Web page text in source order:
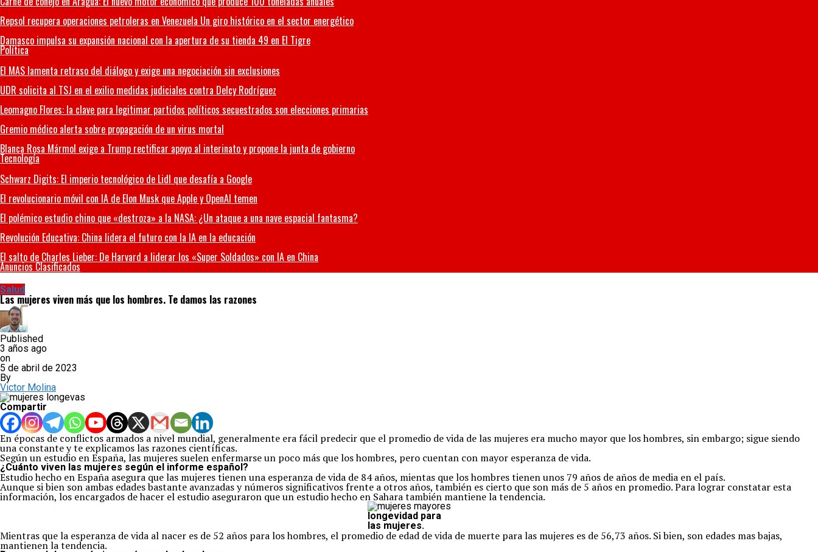
Repsol recupera operaciones petroleras en Venezuela Un giro histórico en el sector energético
Damasco impulsa su expansión nacional con la apertura de su tienda 49 en El Tigre
Política
El MAS lamenta retraso del diálogo y exige una negociación sin exclusiones
UDR solicita al TSJ en el exilio medidas judiciales contra Delcy Rodríguez
Leomagno Flores: la clave para legitimar partidos políticos secuestrados son elecciones primarias
Gremio médico alerta sobre propagación de un virus mortal
Blanca Rosa Mármol exige a Trump rectificar apoyo al interinato y propone la junta de gobierno
Tecnología
Schwarz Digits: El imperio tecnológico de Lidl que desafía a Google
El revolucionario móvil con IA de Elon Musk que Apple y OpenAI temen
El polémico estudio chino que «destroza» a la NASA: ¿Un ataque a una nave espacial fantasma?
Revolución Educativa: China lidera el futuro con la IA en la educación
El salto de Charles Lieber: De Harvard a liderar los «Super Soldados» con IA en China
Anuncios Clasificados
Salud
Las mujeres viven más que los hombres. Te damos las razones
Published
3 años ago
on
5 de abril de 2023
By
Victor Molina
Compartir
En épocas de conflictos armados a nivel mundial, generalmente era fácil predecir que el promedio de vida de las mujeres era mucho mayor que los hombres, sin embargo; sigue siendo
una constante y te explicamos las razones científicas.
Según un estudio en España, las mujeres suelen enfermarse un poco más que los hombres, pero cuentan con mayor esperanza de vida.
¿Cuánto viven las mujeres según el informe español?
Estudio hecho en España asegura que las mujeres tienen una esperanza de vida de 84 años, mientas que los hombres tienen unos 79 años de años de media en el país.
Aunque si bien son ambas edades bastante avanzadas y números significativos frente a otros años, también es cierto que son más de 5 años en promedio. Para lograr constatar esta
información, los encargados de hacer el estudio aseguraron que un estudio hecho en Sahara también mantiene la tendencia.
longevidad para
las mujeres.
Mientras que la esperanza de vida al nacer es de 52 años para los hombres, el promedio de edad de vida de muerte para las mujeres es de 56,73 años. Si bien, son edades mas bajas,
mantienen la tendencia.